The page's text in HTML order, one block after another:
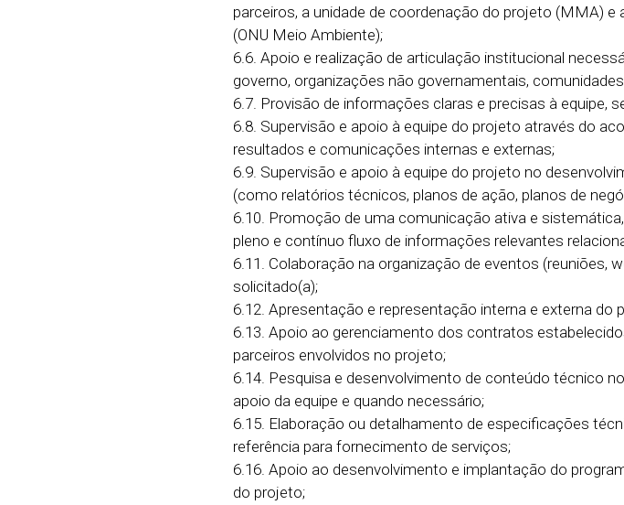
parceiros, a unidade de coordenação do projeto (MMA)
(ONU Meio Ambiente);
6.6. Apoio e realização de articulação institucional
governo, organizações não governamentais,
6.7. Provisão de informações claras e precisas à equipe,
6.8. Supervisão e apoio à equipe do projeto através do
resultados e comunicações internas e externas;
6.9. Supervisão e apoio à equipe do projeto no
(como relatórios técnicos, planos de ação, planos de
6.10. Promoção de uma comunicação ativa e
pleno e contínuo fluxo de informações relevantes
6.11. Colaboração na organização de eventos (reuniões,
solicitado(a);
6.12. Apresentação e representação interna e externa do
6.13. Apoio ao gerenciamento dos contratos
parceiros envolvidos no projeto;
6.14. Pesquisa e desenvolvimento de conteúdo técnico
apoio da equipe e quando necessário;
6.15. Elaboração ou detalhamento de especificações
referência para fornecimento de serviços;
6.16. Apoio ao desenvolvimento e implantação do
do projeto;